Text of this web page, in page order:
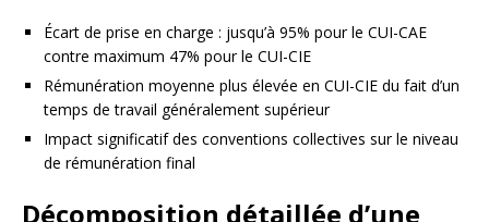
Écart de prise en charge : jusqu’à 95% pour le CUI-CAE
contre maximum 47% pour le CUI-CIE
Rémunération moyenne plus élevée en CUI-CIE du fait d’un
temps de travail généralement supérieur
Impact significatif des conventions collectives sur le niveau
de rémunération final
Décomposition détaillée d’une